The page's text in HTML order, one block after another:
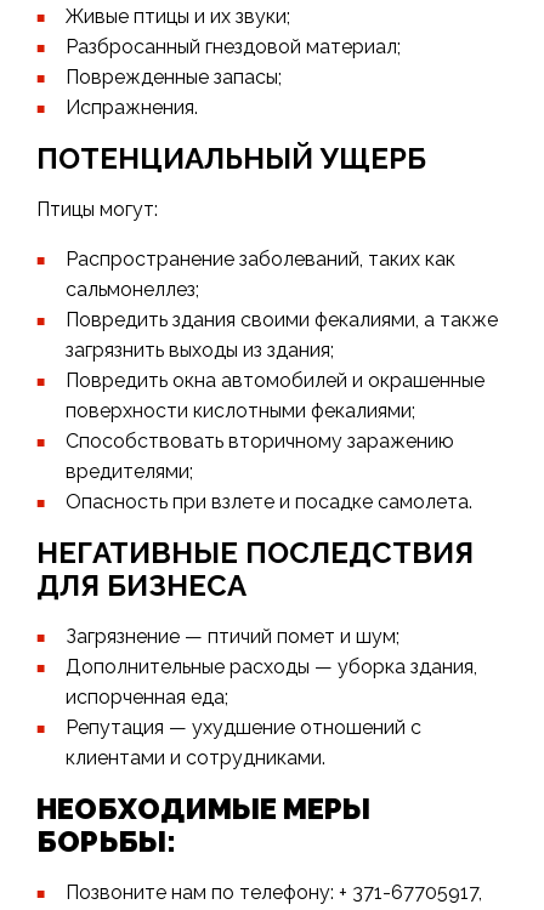
Живые птицы и их звуки;
Разбросанный гнездовой материал;
Поврежденные запасы;
Испражнения.
ПОТЕНЦИАЛЬНЫЙ УЩЕРБ
Птицы могут:
Распространение заболеваний, таких как
сальмонеллез;
Повредить здания своими фекалиями, а также
загрязнить выходы из здания;
Повредить окна автомобилей и окрашенные
поверхности кислотными фекалиями;
Способствовать вторичному заражению
вредителями;
Опасность при взлете и посадке самолета.
НЕГАТИВНЫЕ ПОСЛЕДСТВИЯ
ДЛЯ БИЗНЕСА
Загрязнение — птичий помет и шум;
Дополнительные расходы — уборка здания,
испорченная еда;
Репутация — ухудшение отношений с
клиентами и сотрудниками.
НЕОБХОДИМЫЕ МЕРЫ
БОРЬБЫ:
Позвоните нам по телефону: + 371-67705917,